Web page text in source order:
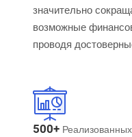
значительно
возможные
проводя
500+